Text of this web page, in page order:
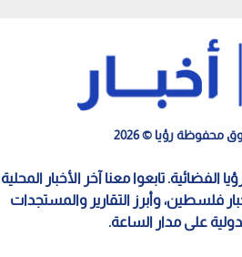
محفوظة رؤيا © 2026
الفضائية. تابعوا معنا آخر الأخبار المحلية
فلسطين، وأبرز التقارير والمستجدات
على مدار الساعة.